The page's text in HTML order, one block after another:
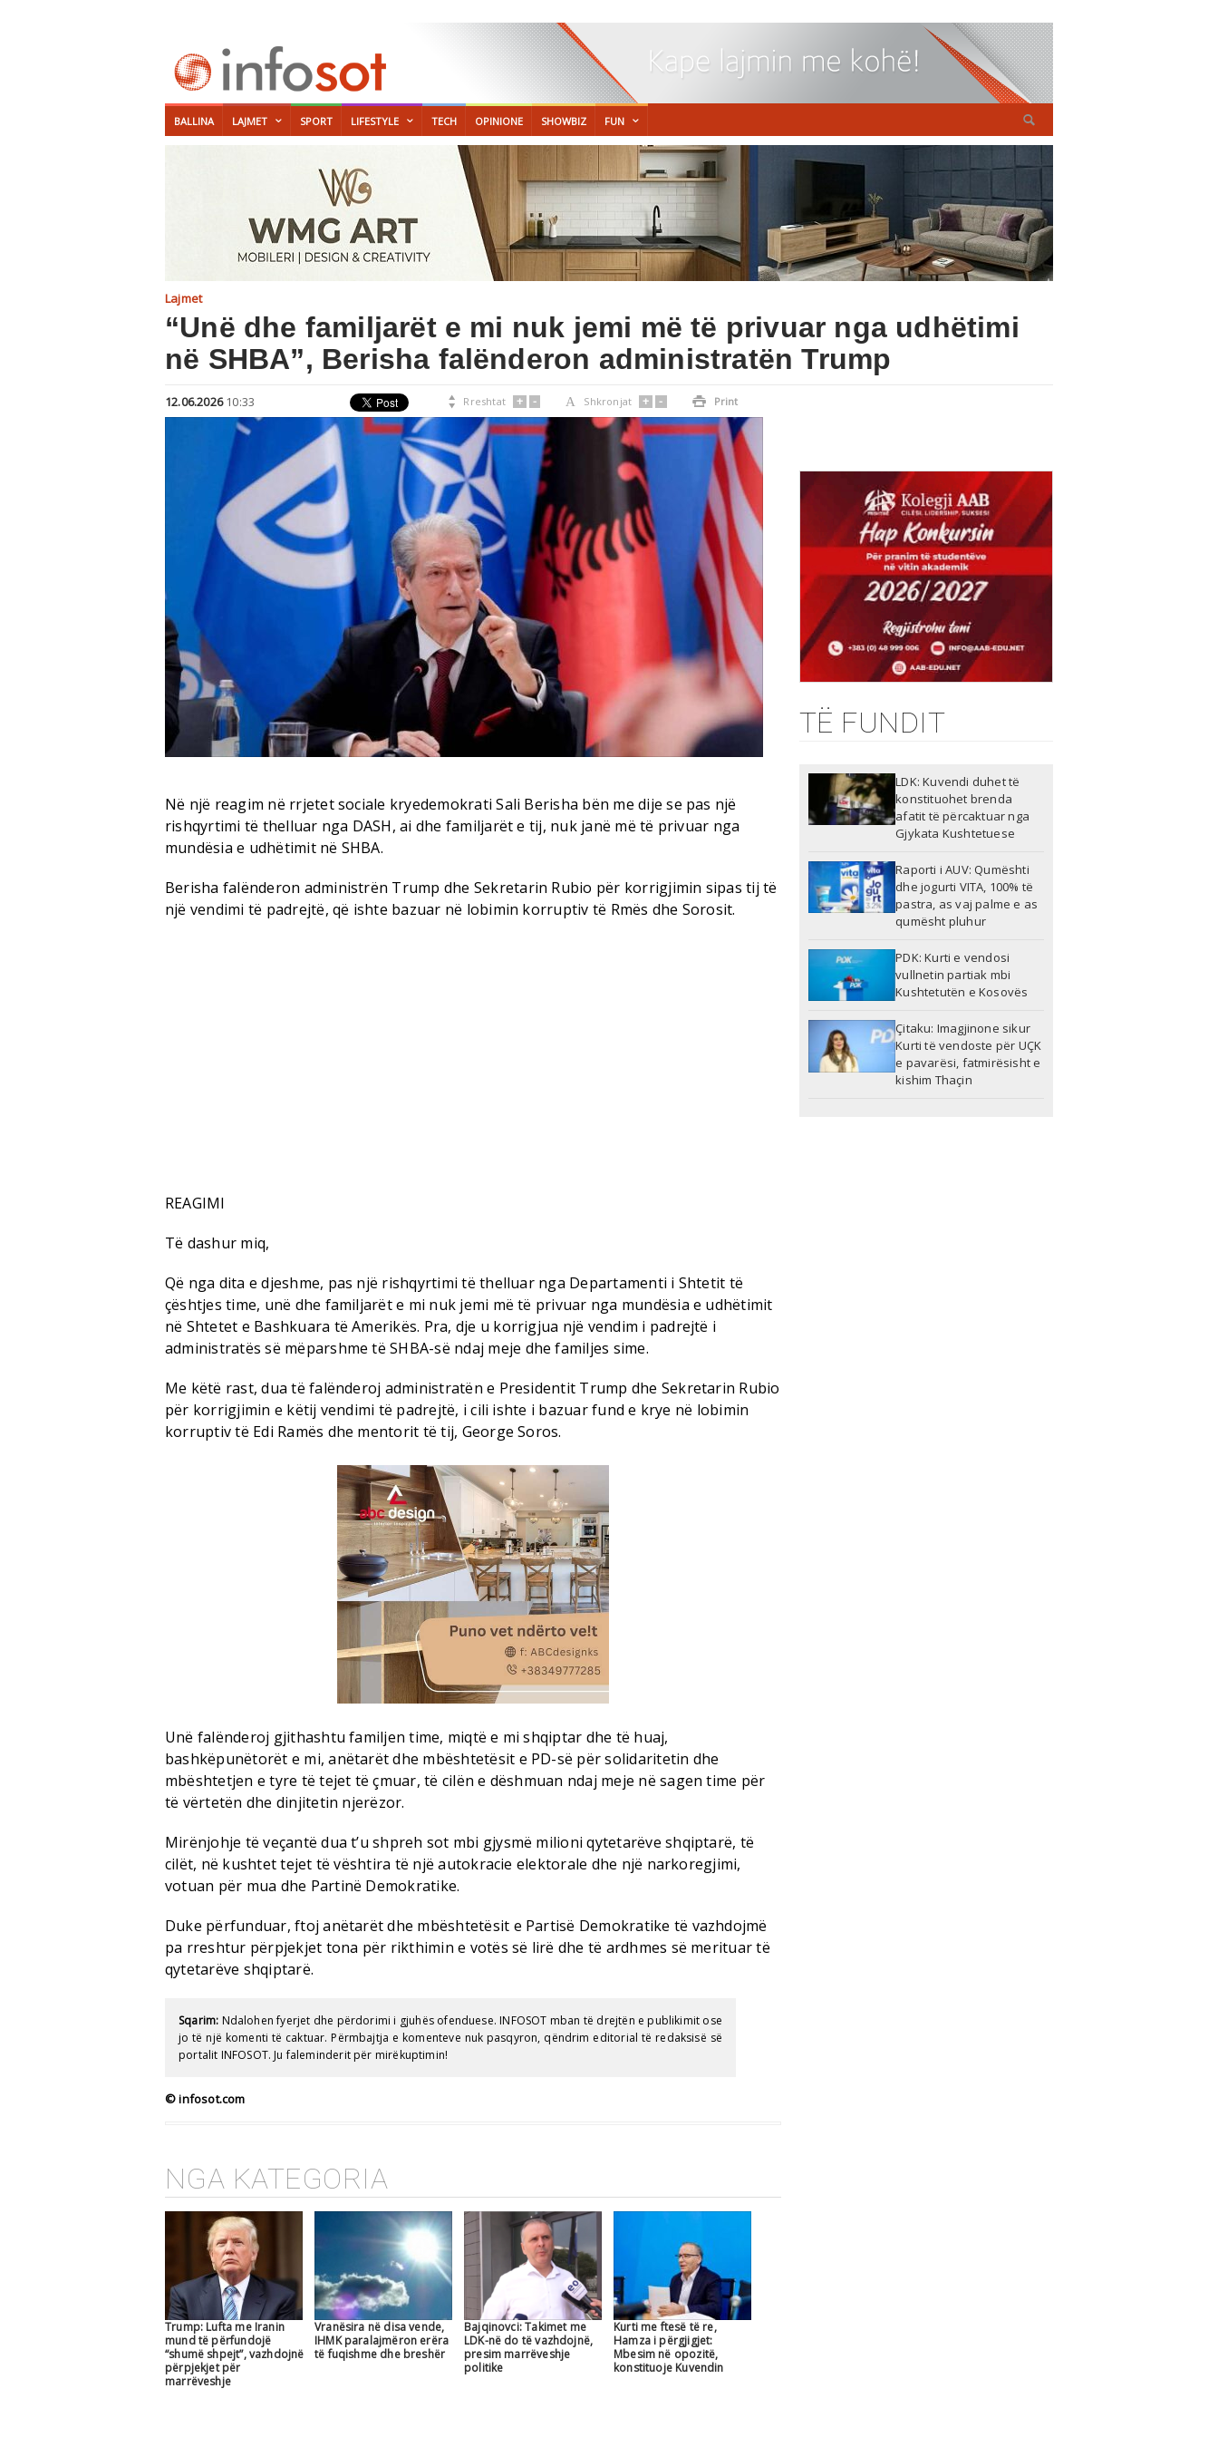
BALLINA LAJMET SPORT LIFESTYLE TECH OPINIONE SHOWBIZ FUN
Lajmet
“Unë dhe familjarët e mi nuk jemi më të privuar nga udhëtimi
në SHBA”, Berisha falënderon administratën Trump
12.06.2026 10:33  Rreshtat + - A Shkronjat + -  Print
Në një reagim në rrjetet sociale kryedemokrati Sali Berisha bën me dije se pas një
rishqyrtimi të thelluar nga DASH, ai dhe familjarët e tij, nuk janë më të privuar nga
mundësia e udhëtimit në SHBA.
Berisha falënderon administrën Trump dhe Sekretarin Rubio për korrigjimin sipas tij të
një vendimi të padrejtë, që ishte bazuar në lobimin korruptiv të Rmës dhe Sorosit.
REAGIMI
Të dashur miq,
Që nga dita e djeshme, pas një rishqyrtimi të thelluar nga Departamenti i Shtetit të
çështjes time, unë dhe familjarët e mi nuk jemi më të privuar nga mundësia e udhëtimit
në Shtetet e Bashkuara të Amerikës. Pra, dje u korrigjua një vendim i padrejtë i
administratës së mëparshme të SHBA-së ndaj meje dhe familjes sime.
Me këtë rast, dua të falënderoj administratën e Presidentit Trump dhe Sekretarin Rubio
për korrigjimin e këtij vendimi të padrejtë, i cili ishte i bazuar fund e krye në lobimin
korruptiv të Edi Ramës dhe mentorit të tij, George Soros.
Unë falënderoj gjithashtu familjen time, miqtë e mi shqiptar dhe të huaj,
bashkëpunëtorët e mi, anëtarët dhe mbështetësit e PD-së për solidaritetin dhe
mbështetjen e tyre të tejet të çmuar, të cilën e dëshmuan ndaj meje në sagen time për
të vërtetën dhe dinjitetin njerëzor.
Mirënjohje të veçantë dua t’u shpreh sot mbi gjysmë milioni qytetarëve shqiptarë, të
cilët, në kushtet tejet të vështira të një autokracie elektorale dhe një narkoregjimi,
votuan për mua dhe Partinë Demokratike.
Duke përfunduar, ftoj anëtarët dhe mbështetësit e Partisë Demokratike të vazhdojmë
pa rreshtur përpjekjet tona për rikthimin e votës së lirë dhe të ardhmes së merituar të
qytetarëve shqiptarë.
Sqarim: Ndalohen fyerjet dhe përdorimi i gjuhës ofenduese. INFOSOT mban të drejtën e publikimit ose
jo të një komenti të caktuar. Përmbajtja e komenteve nuk pasqyron, qëndrim editorial të redaksisë së
portalit INFOSOT. Ju faleminderit për mirëkuptimin!
© infosot.com
NGA KATEGORIA
Trump: Lufta me Iranin
mund të përfundojë
“shumë shpejt”, vazhdojnë
përpjekjet për
marrëveshje
Vranësira në disa vende,
IHMK paralajmëron erëra
të fuqishme dhe breshër
Bajqinovci: Takimet me
LDK-në do të vazhdojnë,
presim marrëveshje
politike
Kurti me ftesë të re,
Hamza i përgjigjet:
Mbesim në opozitë,
konstituoje Kuvendin
TË FUNDIT
LDK: Kuvendi duhet të
konstituohet brenda
afatit të përcaktuar nga
Gjykata Kushtetuese
Raporti i AUV: Qumështi
dhe jogurti VITA, 100% të
pastra, as vaj palme e as
qumësht pluhur
PDK: Kurti e vendosi
vullnetin partiak mbi
Kushtetutën e Kosovës
Çitaku: Imagjinone sikur
Kurti të vendoste për UÇK
e pavarësi, fatmirësisht e
kishim Thaçin